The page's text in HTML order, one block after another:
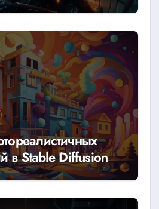
в Stable Diffusion